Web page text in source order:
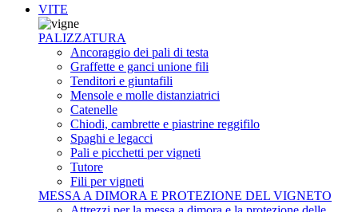
VITE
PALIZZATURA
Ancoraggio dei pali di testa
Graffette e ganci unione fili
Tenditori e giuntafili
Mensole e molle distanziatrici
Catenelle
Chiodi, cambrette e piastrine reggifilo
Spaghi e legacci
Pali e picchetti per vigneti
Tutore
Fili per vigneti
MESSA A DIMORA E PROTEZIONE DEL VIGNETO